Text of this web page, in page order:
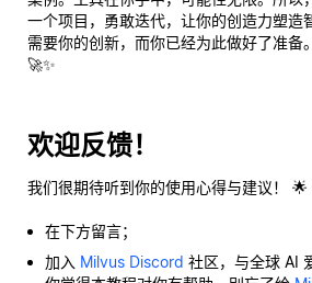
一个项目，勇敢迭代，让你的创造力塑造
需要你的创新，而你已经为此做好了准备
🚀✨
欢迎反馈！
我们很期待听到你的使用心得与建议！ 🌟
在下方留言；
加入 Milvus Discord 社区，与全球 AI